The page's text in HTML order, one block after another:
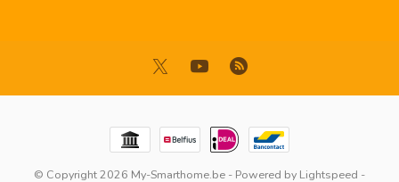
© Copyright 2026 My-Smarthome.be - Powered by Lightspeed -